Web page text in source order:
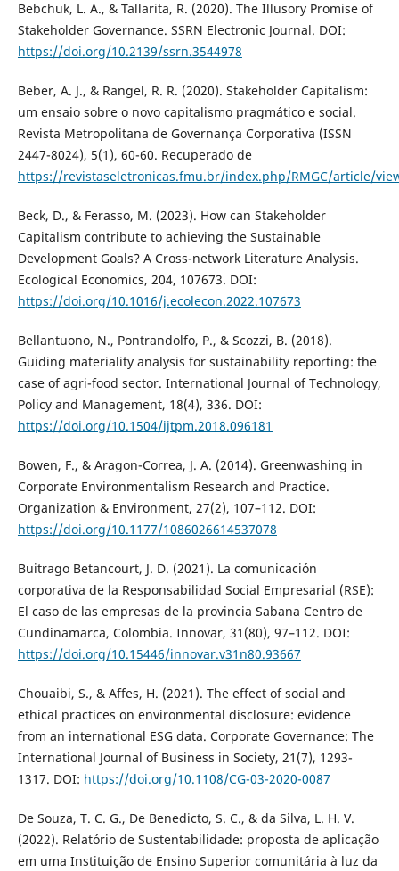
Bebchuk, L. A., & Tallarita, R. (2020). The Illusory Promise of
Stakeholder Governance. SSRN Electronic Journal. DOI:
https://doi.org/10.2139/ssrn.3544978
Beber, A. J., & Rangel, R. R. (2020). Stakeholder Capitalism:
um ensaio sobre o novo capitalismo pragmático e social.
Revista Metropolitana de Governança Corporativa (ISSN
2447-8024), 5(1), 60-60. Recuperado de
https://revistaseletronicas.fmu.br/index.php/RMGC/article/
Beck, D., & Ferasso, M. (2023). How can Stakeholder
Capitalism contribute to achieving the Sustainable
Development Goals? A Cross-network Literature Analysis.
Ecological Economics, 204, 107673. DOI:
https://doi.org/10.1016/j.ecolecon.2022.107673
Bellantuono, N., Pontrandolfo, P., & Scozzi, B. (2018).
Guiding materiality analysis for sustainability reporting: the
case of agri-food sector. International Journal of Technology,
Policy and Management, 18(4), 336. DOI:
https://doi.org/10.1504/ijtpm.2018.096181
Bowen, F., & Aragon-Correa, J. A. (2014). Greenwashing in
Corporate Environmentalism Research and Practice.
Organization & Environment, 27(2), 107–112. DOI:
https://doi.org/10.1177/1086026614537078
Buitrago Betancourt, J. D. (2021). La comunicación
corporativa de la Responsabilidad Social Empresarial (RSE):
El caso de las empresas de la provincia Sabana Centro de
Cundinamarca, Colombia. Innovar, 31(80), 97–112. DOI:
https://doi.org/10.15446/innovar.v31n80.93667
Chouaibi, S., & Affes, H. (2021). The effect of social and
ethical practices on environmental disclosure: evidence
from an international ESG data. Corporate Governance: The
International Journal of Business in Society, 21(7), 1293-
1317. DOI: https://doi.org/10.1108/CG-03-2020-0087
De Souza, T. C. G., De Benedicto, S. C., & da Silva, L. H. V.
(2022). Relatório de Sustentabilidade: proposta de aplicação
em uma Instituição de Ensino Superior comunitária à luz da